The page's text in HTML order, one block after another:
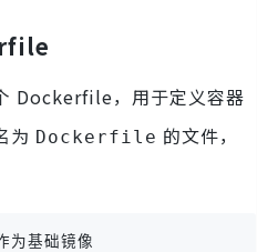
Dockerfile，用于定义容器
为 Dockerfile 的文件，
基础镜像